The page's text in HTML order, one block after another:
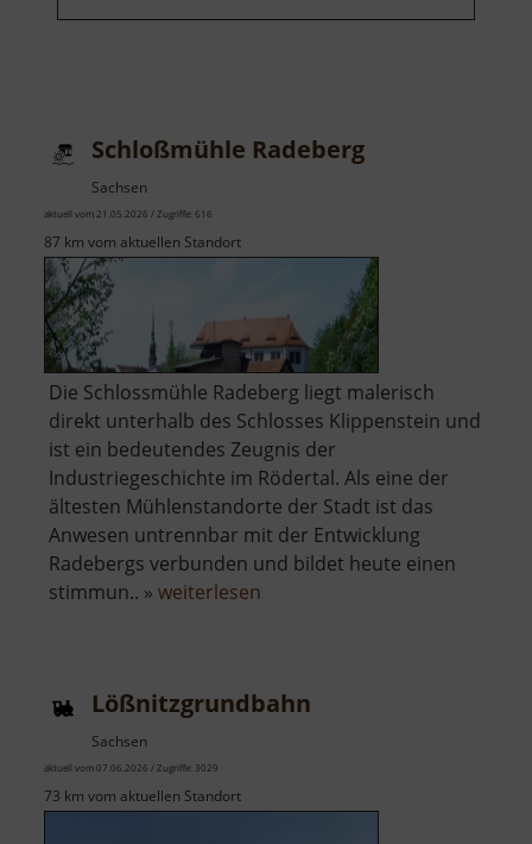
Schloßmühle Radeberg
Sachsen
aktuell vom 21.05.2026 / Zugriffe: 616
87 km vom aktuellen Standort
Die Schlossmühle Radeberg liegt malerisch
direkt unterhalb des Schlosses Klippenstein und
ist ein bedeutendes Zeugnis der
Industriegeschichte im Rödertal. Als eine der
ältesten Mühlenstandorte der Stadt ist das
Anwesen untrennbar mit der Entwicklung
Radebergs verbunden und bildet heute einen
stimmun.. » weiterlesen
Lößnitzgrundbahn
Sachsen
aktuell vom 07.06.2026 / Zugriffe: 3029
73 km vom aktuellen Standort